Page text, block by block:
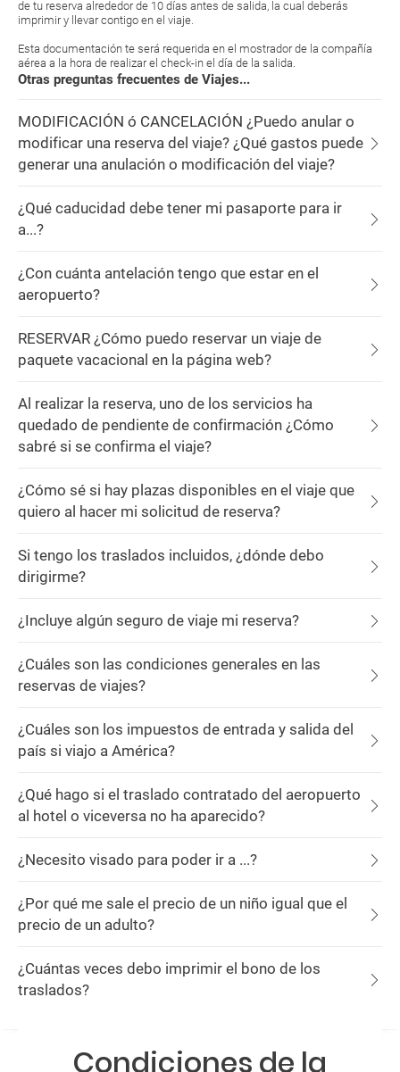
de tu reserva alrededor de 10 días antes de salida, la cual deberás
imprimir y llevar contigo en el viaje.
Esta documentación te será requerida en el mostrador de la compañía
aérea a la hora de realizar el check-in el día de la salida.
Otras preguntas frecuentes de Viajes...
MODIFICACIÓN ó CANCELACIÓN ¿Puedo anular o
modificar una reserva del viaje? ¿Qué gastos puede
generar una anulación o modificación del viaje?
¿Qué caducidad debe tener mi pasaporte para ir
a...?
¿Con cuánta antelación tengo que estar en el
aeropuerto?
RESERVAR ¿Cómo puedo reservar un viaje de
paquete vacacional en la página web?
Al realizar la reserva, uno de los servicios ha
quedado de pendiente de confirmación ¿Cómo
sabré si se confirma el viaje?
¿Cómo sé si hay plazas disponibles en el viaje que
quiero al hacer mi solicitud de reserva?
Si tengo los traslados incluidos, ¿dónde debo
dirigirme?
¿Incluye algún seguro de viaje mi reserva?
¿Cuáles son las condiciones generales en las
reservas de viajes?
¿Cuáles son los impuestos de entrada y salida del
país si viajo a América?
¿Qué hago si el traslado contratado del aeropuerto
al hotel o viceversa no ha aparecido?
¿Necesito visado para poder ir a ...?
¿Por qué me sale el precio de un niño igual que el
precio de un adulto?
¿Cuántas veces debo imprimir el bono de los
traslados?
Condiciones de la